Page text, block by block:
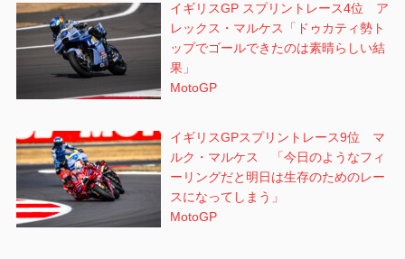
イギリスGP スプリントレース4位 ア
レックス・マルケス「ドゥカティ勢ト
ップでゴールできたのは素晴らしい結
果」
MotoGP
イギリスGPスプリントレース9位 マ
ルク・マルケス 「今日のようなフィ
ーリングだと明日は生存のためのレー
スになってしまう」
MotoGP